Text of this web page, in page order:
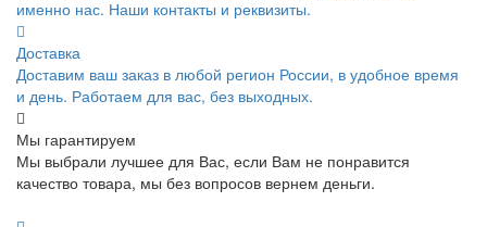
именно нас. Наши контакты и реквизиты.
Доставка
Доставим ваш заказ в любой регион России, в удобное время
и день. Работаем для вас, без выходных.
Мы гарантируем
Мы выбрали лучшее для Вас, если Вам не понравится
качество товара, мы без вопросов вернем деньги.